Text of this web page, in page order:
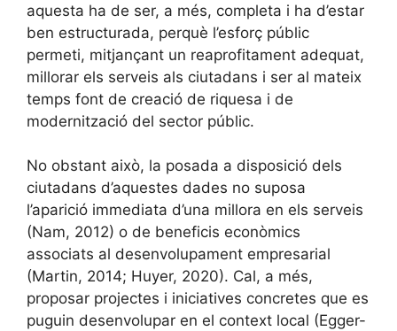
aquesta ha de ser, a més, completa i ha d’estar
ben estructurada, perquè l’esforç públic
permeti, mitjançant un reaprofitament adequat,
millorar els serveis als ciutadans i ser al mateix
temps font de creació de riquesa i de
modernització del sector públic.
No obstant això, la posada a disposició dels
ciutadans d’aquestes dades no suposa
l’aparició immediata d’una millora en els serveis
(Nam, 2012) o de beneficis econòmics
associats al desenvolupament empresarial
(Martin, 2014; Huyer, 2020). Cal, a més,
proposar projectes i iniciatives concretes que es
puguin desenvolupar en el context local (Egger-